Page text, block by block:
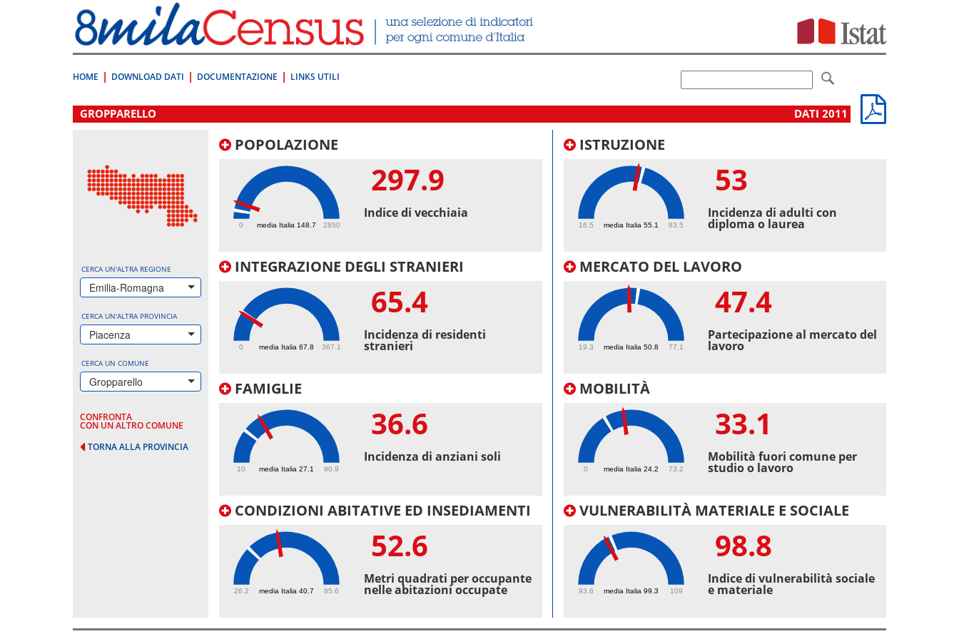
direttamente
a:
Contenuto
HOME DOWNLOAD DATI DOCUMENTAZIONE LINKS UTILI
.
GROPPARELLO DATI 2011
CERCA UN'ALTRA REGIONE
Emilia-Romagna
CERCA UN'ALTRA PROVINCIA
Piacenza
CERCA UN COMUNE
Gropparello
CONFRONTA
CON UN ALTRO COMUNE
TORNA ALLA PROVINCIA
POPOLAZIONE
media Italia 148.7
0 2850
297.9
Indice di vecchiaia
INTEGRAZIONE DEGLI STRANIERI
media Italia 67.8
0 367.1
65.4
Incidenza di residenti
stranieri
FAMIGLIE
media Italia 27.1
10 90.9
36.6
Incidenza di anziani soli
CONDIZIONI ABITATIVE ED INSEDIAMENTI
media Italia 40.7
26.2 85.6
52.6
Metri quadrati per occupante
nelle abitazioni occupate
ISTRUZIONE
media Italia 55.1
16.5 83.5
53
Incidenza di adulti con
diploma o laurea
MERCATO DEL LAVORO
media Italia 50.8
19.3 77.1
47.4
Partecipazione al mercato del
lavoro
MOBILITÀ
media Italia 24.2
0 73.2
33.1
Mobilità fuori comune per
studio o lavoro
VULNERABILITÀ MATERIALE E SOCIALE
media Italia 99.3
93.6 109
98.8
Indice di vulnerabilità sociale
e materiale